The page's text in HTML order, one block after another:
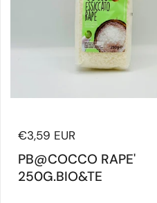
Prezzo di listino
€3,59 EUR
PB@COCCO RAPE'
250G.BIO&TE